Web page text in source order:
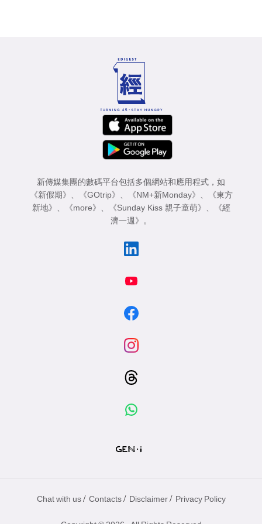
新傳媒集團的數碼平台包括多個網站和應用程式，如
《新假期》
《GOtrip》 《NM+新Monday》
《東方
新地》
《more》 《Sunday Kiss 親子童萌》
《經
濟一週》
。
Chat with us / Contacts / Disclaimer / Privacy Policy